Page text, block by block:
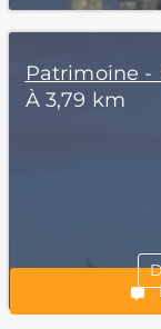
Patrimoine -
À 3,79 km